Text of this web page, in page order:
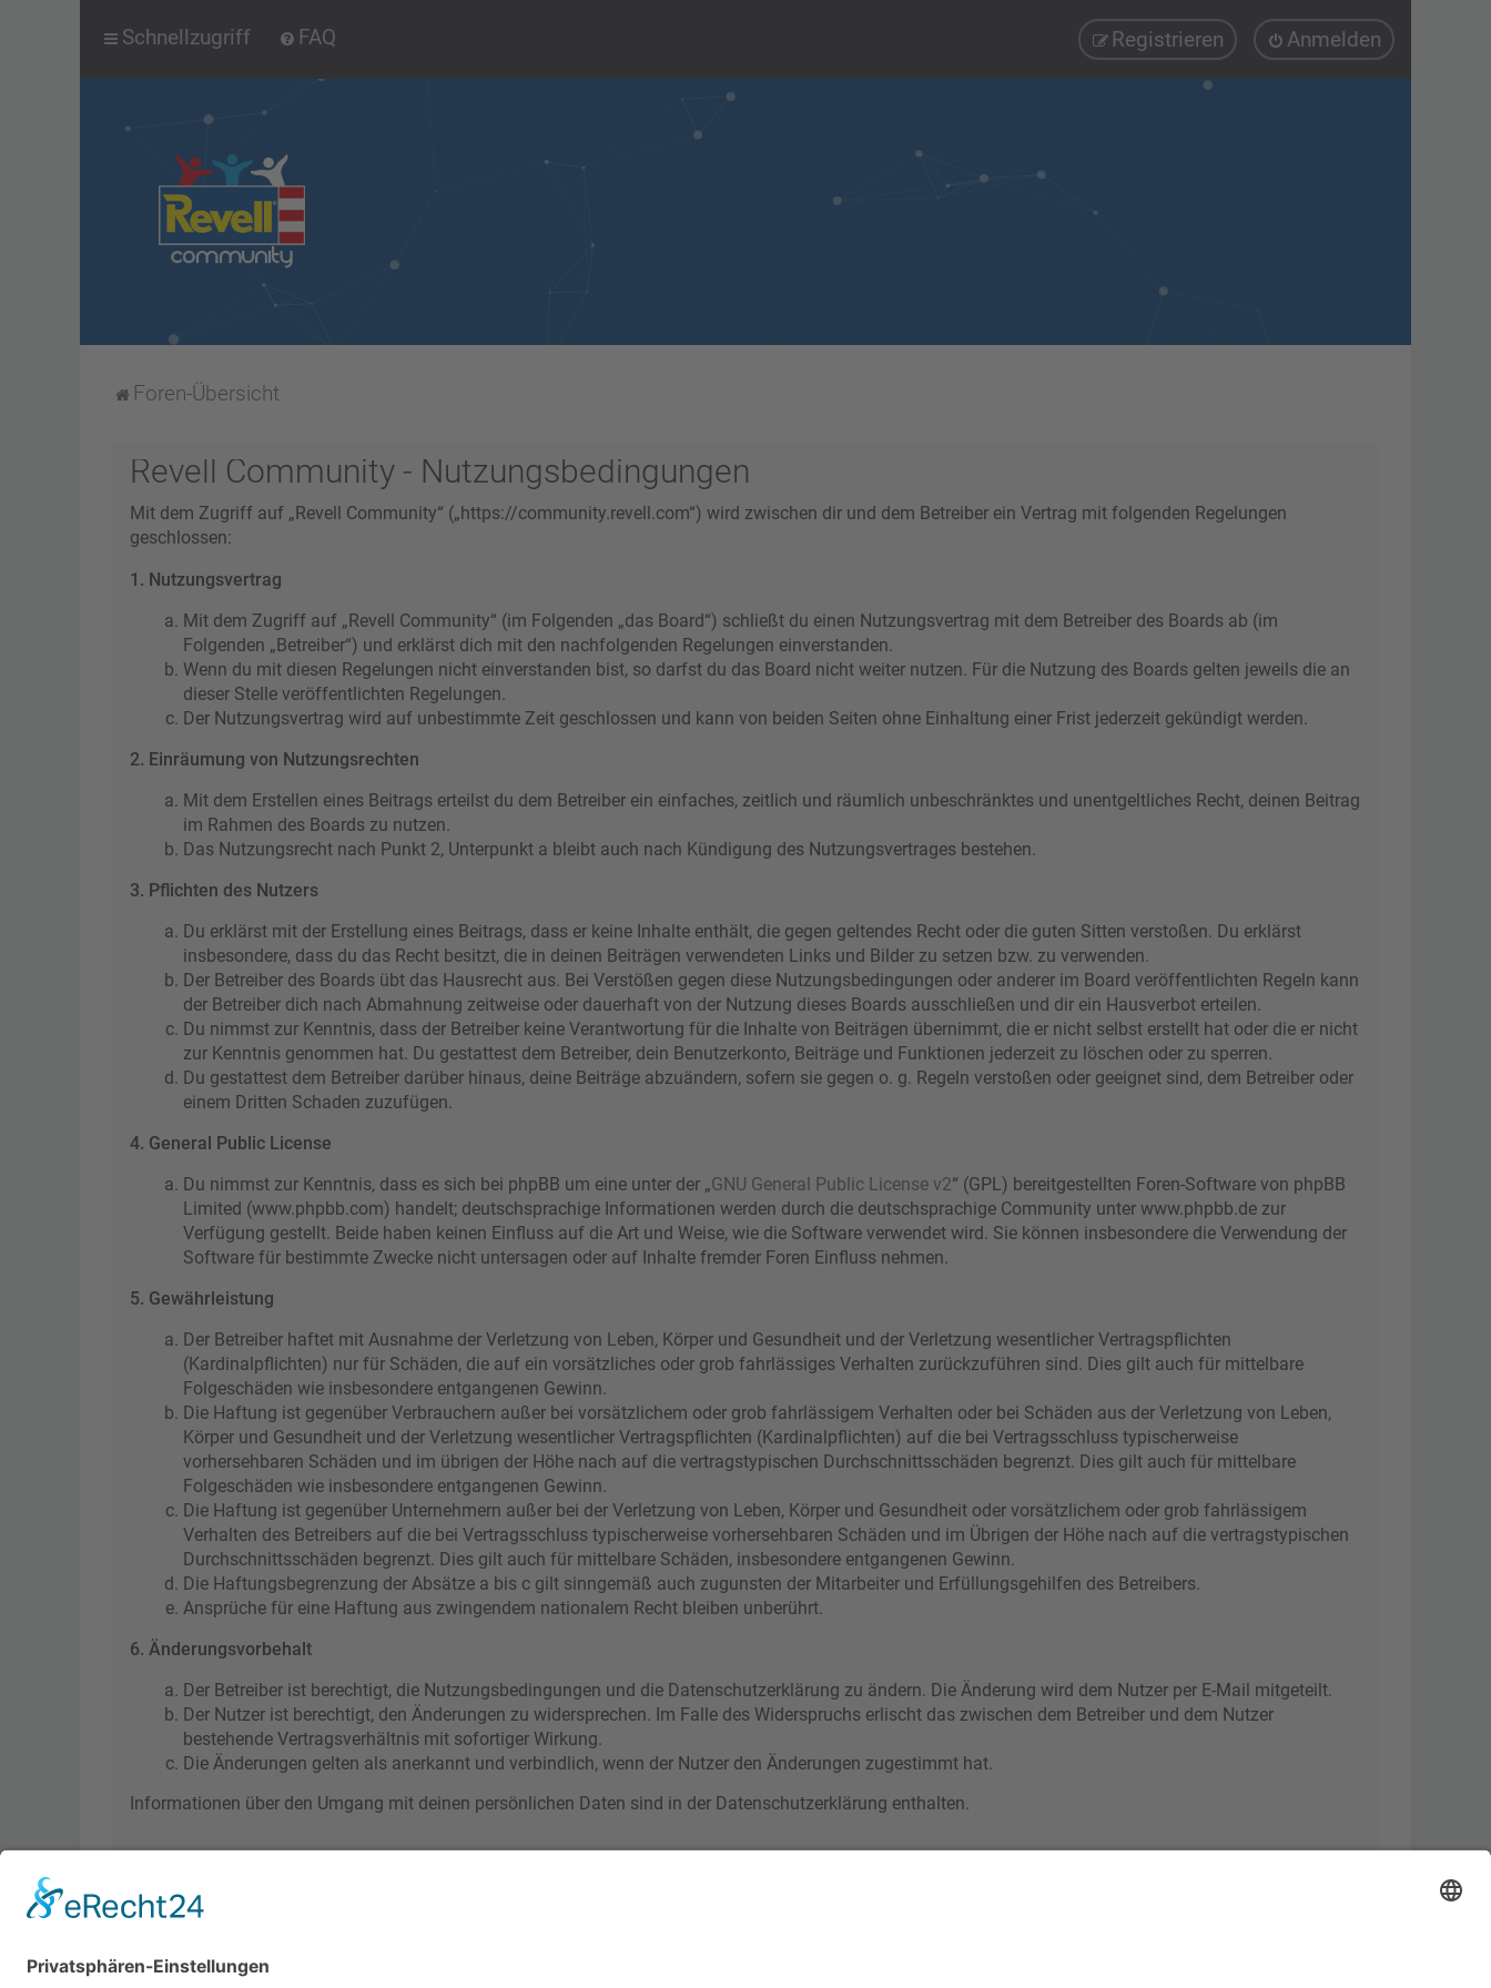
Schnellzugriff FAQ Anmelden
Registrieren
Foren-Übersicht
Revell Community - Nutzungsbedingungen
Mit dem Zugriff auf „Revell Community“ („https://community.revell.com“) wird zwischen dir und dem Betreiber ein Vertrag mit folgenden Regelungen
geschlossen:
1. Nutzungsvertrag
Mit dem Zugriff auf „Revell Community“ (im Folgenden „das Board“) schließt du einen Nutzungsvertrag mit dem Betreiber des Boards ab (im
Folgenden „Betreiber“) und erklärst dich mit den nachfolgenden Regelungen einverstanden.
Wenn du mit diesen Regelungen nicht einverstanden bist, so darfst du das Board nicht weiter nutzen. Für die Nutzung des Boards gelten jeweils die an
dieser Stelle veröffentlichten Regelungen.
Der Nutzungsvertrag wird auf unbestimmte Zeit geschlossen und kann von beiden Seiten ohne Einhaltung einer Frist jederzeit gekündigt werden.
2. Einräumung von Nutzungsrechten
Mit dem Erstellen eines Beitrags erteilst du dem Betreiber ein einfaches, zeitlich und räumlich unbeschränktes und unentgeltliches Recht, deinen Beitrag
im Rahmen des Boards zu nutzen.
Das Nutzungsrecht nach Punkt 2, Unterpunkt a bleibt auch nach Kündigung des Nutzungsvertrages bestehen.
3. Pflichten des Nutzers
Du erklärst mit der Erstellung eines Beitrags, dass er keine Inhalte enthält, die gegen geltendes Recht oder die guten Sitten verstoßen. Du erklärst
insbesondere, dass du das Recht besitzt, die in deinen Beiträgen verwendeten Links und Bilder zu setzen bzw. zu verwenden.
Der Betreiber des Boards übt das Hausrecht aus. Bei Verstößen gegen diese Nutzungsbedingungen oder anderer im Board veröffentlichten Regeln kann
der Betreiber dich nach Abmahnung zeitweise oder dauerhaft von der Nutzung dieses Boards ausschließen und dir ein Hausverbot erteilen.
Du nimmst zur Kenntnis, dass der Betreiber keine Verantwortung für die Inhalte von Beiträgen übernimmt, die er nicht selbst erstellt hat oder die er nicht
zur Kenntnis genommen hat. Du gestattest dem Betreiber, dein Benutzerkonto, Beiträge und Funktionen jederzeit zu löschen oder zu sperren.
Du gestattest dem Betreiber darüber hinaus, deine Beiträge abzuändern, sofern sie gegen o. g. Regeln verstoßen oder geeignet sind, dem Betreiber oder
einem Dritten Schaden zuzufügen.
4. General Public License
Du nimmst zur Kenntnis, dass es sich bei phpBB um eine unter der „GNU General Public License v2“ (GPL) bereitgestellten Foren-Software von phpBB
Limited (www.phpbb.com) handelt; deutschsprachige Informationen werden durch die deutschsprachige Community unter www.phpbb.de zur
Verfügung gestellt. Beide haben keinen Einfluss auf die Art und Weise, wie die Software verwendet wird. Sie können insbesondere die Verwendung der
Software für bestimmte Zwecke nicht untersagen oder auf Inhalte fremder Foren Einfluss nehmen.
5. Gewährleistung
Der Betreiber haftet mit Ausnahme der Verletzung von Leben, Körper und Gesundheit und der Verletzung wesentlicher Vertragspflichten
(Kardinalpflichten) nur für Schäden, die auf ein vorsätzliches oder grob fahrlässiges Verhalten zurückzuführen sind. Dies gilt auch für mittelbare
Folgeschäden wie insbesondere entgangenen Gewinn.
Die Haftung ist gegenüber Verbrauchern außer bei vorsätzlichem oder grob fahrlässigem Verhalten oder bei Schäden aus der Verletzung von Leben,
Körper und Gesundheit und der Verletzung wesentlicher Vertragspflichten (Kardinalpflichten) auf die bei Vertragsschluss typischerweise
vorhersehbaren Schäden und im übrigen der Höhe nach auf die vertragstypischen Durchschnittsschäden begrenzt. Dies gilt auch für mittelbare
Folgeschäden wie insbesondere entgangenen Gewinn.
Die Haftung ist gegenüber Unternehmern außer bei der Verletzung von Leben, Körper und Gesundheit oder vorsätzlichem oder grob fahrlässigem
Verhalten des Betreibers auf die bei Vertragsschluss typischerweise vorhersehbaren Schäden und im Übrigen der Höhe nach auf die vertragstypischen
Durchschnittsschäden begrenzt. Dies gilt auch für mittelbare Schäden, insbesondere entgangenen Gewinn.
Die Haftungsbegrenzung der Absätze a bis c gilt sinngemäß auch zugunsten der Mitarbeiter und Erfüllungsgehilfen des Betreibers.
Ansprüche für eine Haftung aus zwingendem nationalem Recht bleiben unberührt.
6. Änderungsvorbehalt
Der Betreiber ist berechtigt, die Nutzungsbedingungen und die Datenschutzerklärung zu ändern. Die Änderung wird dem Nutzer per E-Mail mitgeteilt.
Der Nutzer ist berechtigt, den Änderungen zu widersprechen. Im Falle des Widerspruchs erlischt das zwischen dem Betreiber und dem Nutzer
bestehende Vertragsverhältnis mit sofortiger Wirkung.
Die Änderungen gelten als anerkannt und verbindlich, wenn der Nutzer den Änderungen zugestimmt hat.
Informationen über den Umgang mit deinen persönlichen Daten sind in der Datenschutzerklärung enthalten.